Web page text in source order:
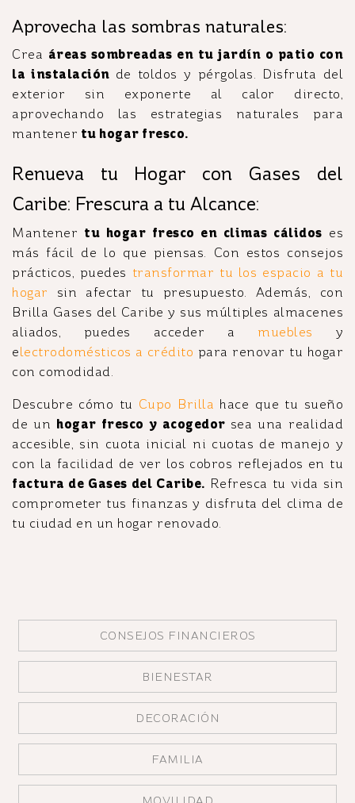
Aprovecha las sombras naturales:
Crea áreas sombreadas en tu jardín o patio con
la instalación de toldos y pérgolas. Disfruta del
exterior sin exponerte al calor directo,
aprovechando las estrategias naturales para
mantener tu hogar fresco.
Renueva tu Hogar con Gases del
Caribe: Frescura a tu Alcance:
Mantener tu hogar fresco en climas cálidos es
más fácil de lo que piensas. Con estos consejos
prácticos, puedes transformar tu los espacio a tu
hogar sin afectar tu presupuesto. Además, con
Brilla Gases del Caribe y sus múltiples almacenes
aliados, puedes acceder a muebles y
electrodomésticos a crédito para renovar tu hogar
con comodidad.
Descubre cómo tu Cupo Brilla hace que tu sueño
de un hogar fresco y acogedor sea una realidad
accesible, sin cuota inicial ni cuotas de manejo y
con la facilidad de ver los cobros reflejados en tu
factura de Gases del Caribe. Refresca tu vida sin
comprometer tus finanzas y disfruta del clima de
tu ciudad en un hogar renovado.
CONSEJOS FINANCIEROS
BIENESTAR
DECORACIÓN
FAMILIA